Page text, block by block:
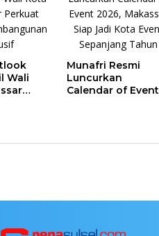
Wali
Munafri Resmi
Luncurkan
Calendar of Event